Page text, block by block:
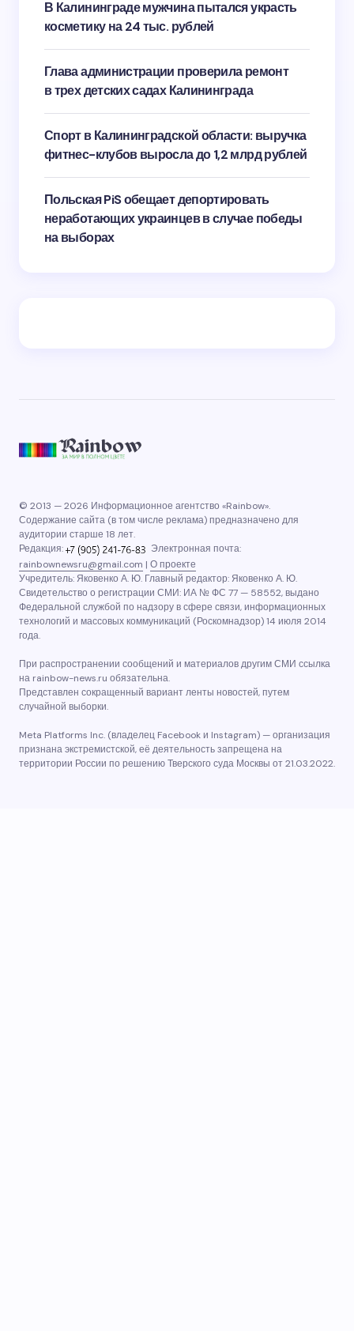
В Калининграде мужчина пытался украсть
косметику на 24 тыс. рублей
Глава администрации проверила ремонт
в трех детских садах Калининграда
Спорт в Калининградской области: выручка
фитнес-клубов выросла до 1,2 млрд рублей
Польская PiS обещает депортировать
неработающих украинцев в случае победы
на выборах
© 2013 — 2026 Информационное агентство «Rainbow».
Содержание сайта (в том числе реклама) предназначено для
аудитории старше 18 лет.
Редакция:
Электронная почта:
rainbownewsru@gmail.com | О проекте
Учредитель: Яковенко А. Ю. Главный редактор: Яковенко А. Ю.
Свидетельство о регистрации СМИ: ИА № ФС 77 — 58552, выдано
Федеральной службой по надзору в сфере связи, информационных
технологий и массовых коммуникаций (Роскомнадзор) 14 июля 2014
года.
При распространении сообщений и материалов другим СМИ ссылка
на rainbow-news.ru обязательна.
Представлен сокращенный вариант ленты новостей, путем
случайной выборки.
Meta Platforms Inc. (владелец Facebook и Instagram) — организация
признана экстремистской, её деятельность запрещена на
территории России по решению Тверского суда Москвы от 21.03.2022.